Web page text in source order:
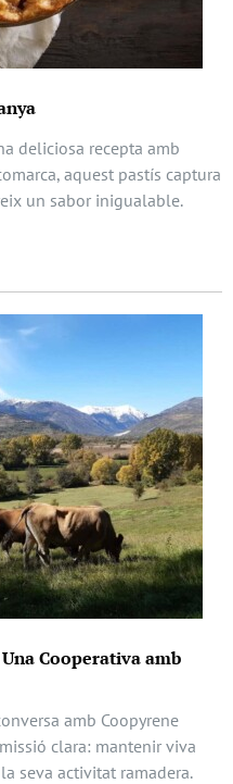
deliciosa recepta amb
aquest pastís captura
un sabor inigualable.
Cooperativa amb
amb Coopyrene
clara: mantenir viva
seva activitat ramadera.